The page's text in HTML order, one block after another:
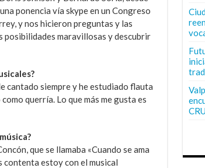
ponencia vía skype en un Congreso
y nos hicieron preguntas y las
posibilidades maravillosas y descubrir
cantado siempre y he estudiado flauta
querría. Lo que más me gusta es
que se llamaba «Cuando se ama
contenta estoy con el musical